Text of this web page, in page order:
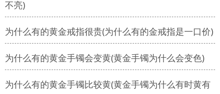
不亮)
为什么有的黄金戒指很贵(为什么有的金戒指是一口价)
为什么有的黄金手镯会变黄(黄金手镯为什么会变色)
为什么有的黄金手镯比较黄(黄金手镯为什么有时黄有